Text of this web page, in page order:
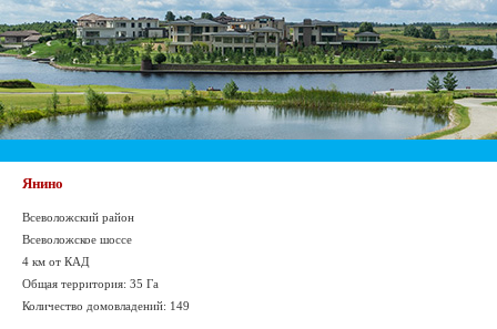
Янино
Всеволожский район
Всеволожское шоссе
4 км от КАД
Общая территория: 35 Га
Количество домовладений: 149